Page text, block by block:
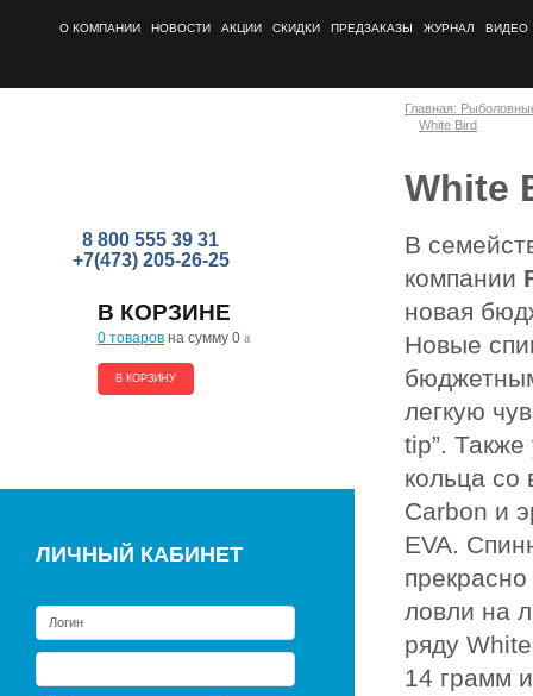
О КОМПАНИИ НОВОСТИ АКЦИИ СКИДКИ ПРЕДЗАКАЗЫ ЖУРНАЛ ВИДЕО
8 800 555 39 31
+7(473) 205-26-25
В КОРЗИНЕ
0 товаров на сумму 0 a
В КОРЗИНУ
ЛИЧНЫЙ КАБИНЕТ
Главная:
White Bird
White
В
компании
новая
Новые
легкую
tip”.
кольца со
Carbon и
EVA.
ловли на
ряду
14 грамм